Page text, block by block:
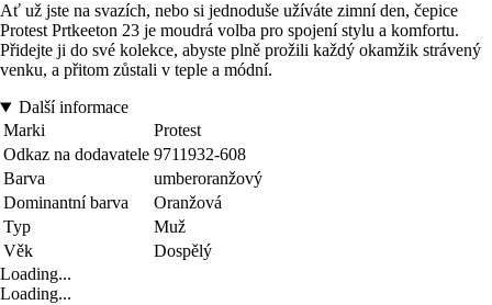
Ať už jste na svazích, nebo si jednoduše užíváte zimní den, čepice
Protest Prtkeeton 23 je moudrá volba pro spojení stylu a komfortu.
Přidejte ji do své kolekce, abyste plně prožili každý okamžik strávený
venku, a přitom zůstali v teple a módní.
Další informace
Marki
Protest
Odkaz na dodavatele 9711932-608
Barva
umberoranžový
Dominantní barva
Oranžová
Typ
Muž
Věk
Dospělý
Loading...
Loading...